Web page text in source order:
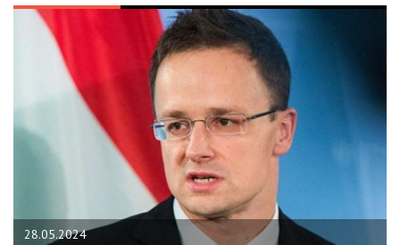
28.05.2024